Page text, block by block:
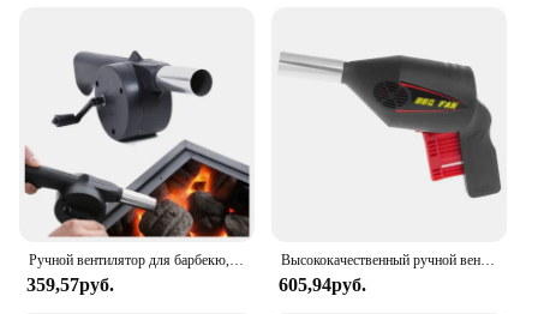
359,57руб.
Высококачественный ручной вентилятор для барбекю, воздуходувка, инструменты для барбекю, нажимной сильфонный пистолет, Прямая поставка
605,94руб.